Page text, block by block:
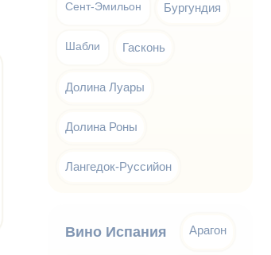
Сент-Эмильон Бургундия
Шабли Гасконь
Долина Луары
Долина Роны
Лангедок-Руссийон
Вино Испания Арагон